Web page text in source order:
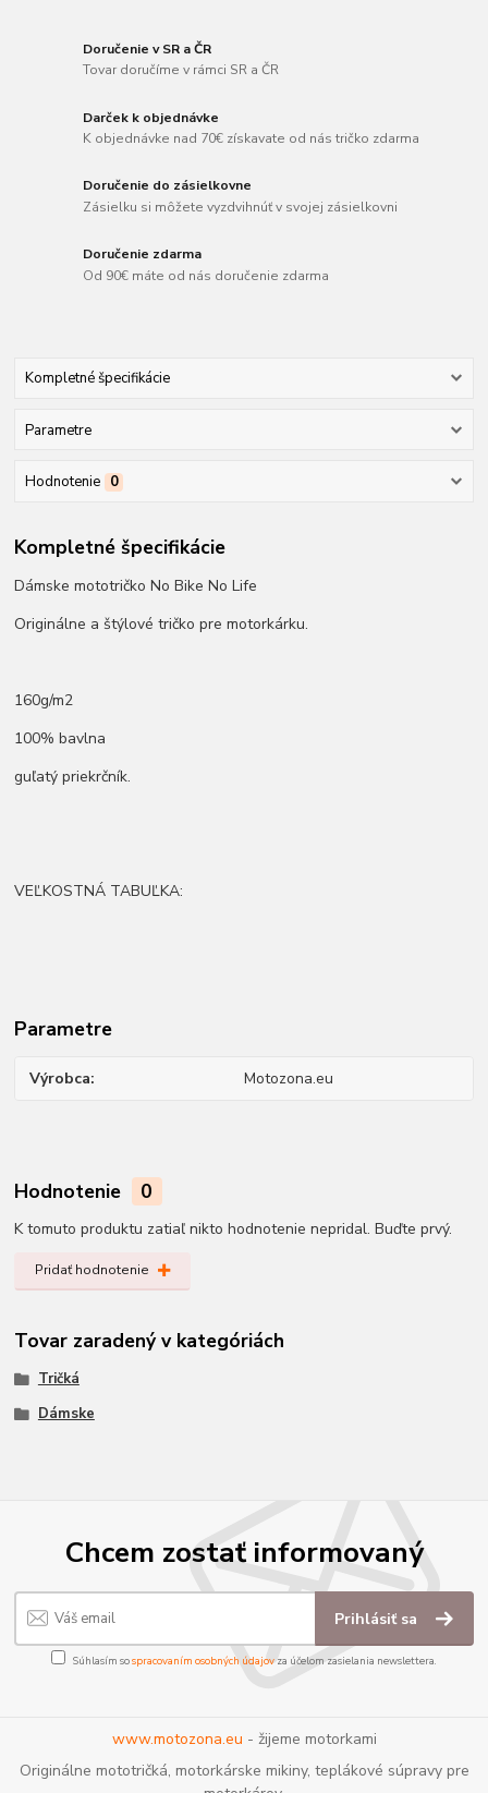
Doručenie v SR a ČR
Tovar doručíme v rámci SR a ČR
Darček k objednávke
K objednávke nad 70€ získavate od nás tričko zdarma
Doručenie do zásielkovne
Zásielku si môžete vyzdvihnúť v svojej zásielkovni
Doručenie zdarma
Od 90€ máte od nás doručenie zdarma
Kompletné špecifikácie
Parametre
Hodnotenie 0
Kompletné špecifikácie
Dámske mototričko No Bike No Life
Originálne a štýlové tričko pre motorkárku.
160g/m2
100% bavlna
guľatý priekrčník.
VEĽKOSTNÁ TABUĽKA:
Parametre
Výrobca Motozona.eu
Hodnotenie 0
K tomuto produktu zatiaľ nikto hodnotenie nepridal. Buďte prvý.
Pridať hodnotenie
Tovar zaradený v kategóriách
Tričká
Dámske
Chcem zostať informovaný
Prihlásiť sa
Súhlasím sospracovaním osobných údajov za účelom zasielania newslettera.
www.motozona.eu - žijeme motorkami
Originálne mototričká, motorkárske mikiny, teplákové súpravy pre